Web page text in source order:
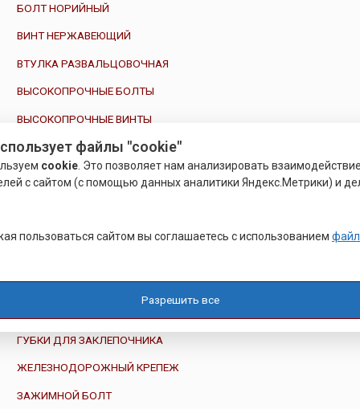
БОЛТ НОРИЙНЫЙ
ВИНТ НЕРЖАВЕЮЩИЙ
ВТУЛКА РАЗВАЛЬЦОВОЧНАЯ
ВЫСОКОПРОЧНЫЕ БОЛТЫ
ВЫСОКОПРОЧНЫЕ ВИНТЫ
ВЫСОКОПРОЧНЫЕ ШАЙБЫ
ВЫСОКОПРОЧНЫЕ ШУРУПЫ
ГАЙКИ ВЫСОКОПРОЧНЫЕ
ГАЙКОВЕРТ ПНЕВМАТИЧЕСКИЙ
ГУБКИ ДЛЯ ЗАКЛЕПОЧНИКА
ЖЕЛЕЗНОДОРОЖНЫЙ КРЕПЕЖ
ЗАЖИМНОЙ БОЛТ
файлы "cookie"
cookie . Это позволяет нам анализировать
с сайтом (с помощью данных аналитики Яндекс.Метрики) и
пользоваться сайтом вы соглашаетесь с использованием
Разрешить все